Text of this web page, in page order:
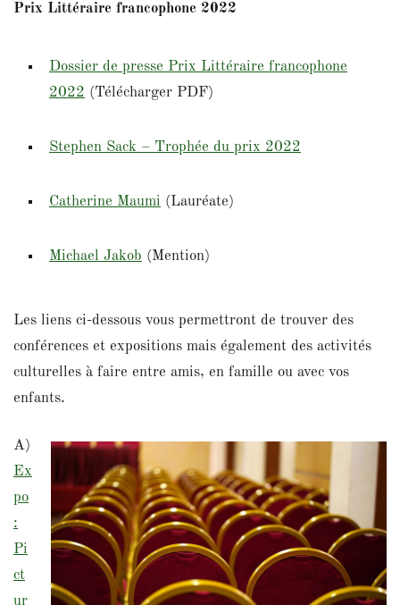
Prix Littéraire francophone 2022
Dossier de presse Prix Littéraire francophone
2022 (Télécharger PDF)
Stephen Sack – Trophée du prix 2022
Catherine Maumi (Lauréate)
Michael Jakob (Mention)
Les liens ci-dessous vous permettront de trouver des
conférences et expositions mais également des activités
culturelles à faire entre amis, en famille ou avec vos
enfants.
A)
Ex
po
:
Pi
ct
ur